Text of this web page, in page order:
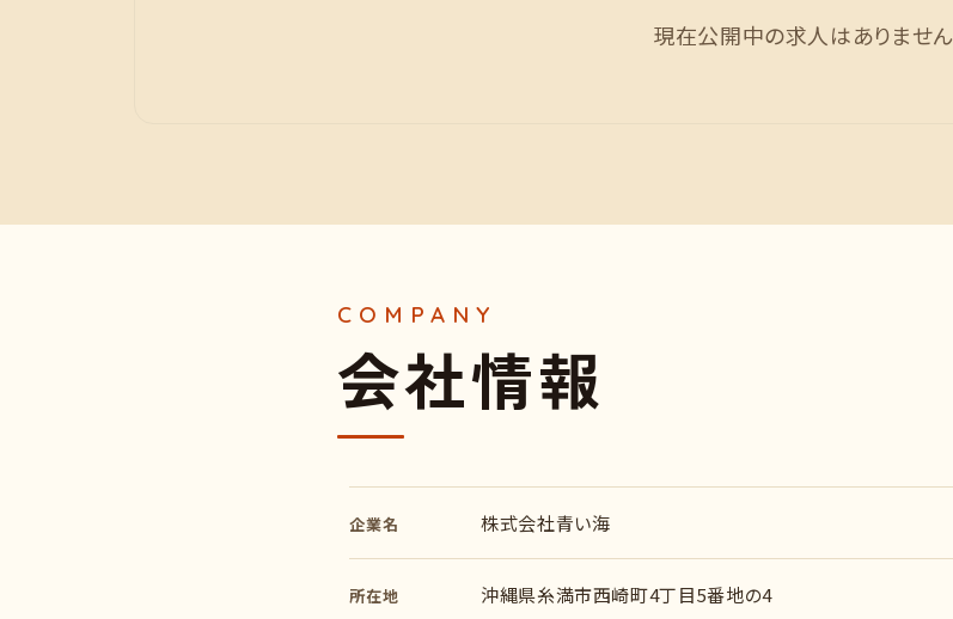
現在公開中の求人はありません
会社情報
企業名 株式会社青い海
所在地 沖縄県糸満市西崎町4丁目5番地の4